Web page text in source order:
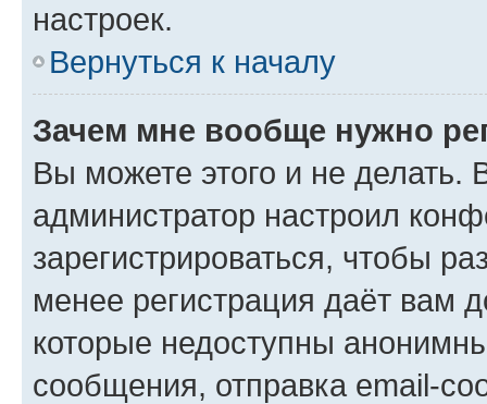
настроек.
Вернуться к началу
Зачем мне вообще нужно
Вы можете этого и не делать.
администратор настроил
зарегистрироваться, чтобы
менее регистрация даёт вам
которые недоступны
сообщения, отправка email-